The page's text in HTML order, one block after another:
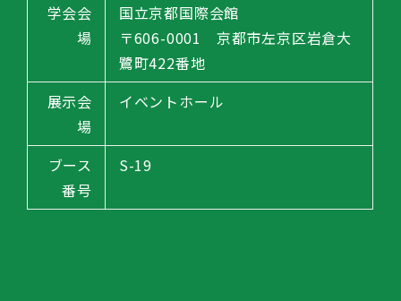
学会会
場
国立京都国際会館
〒606-0001 京都市左京区岩倉大
鷺町422番地
展示会
場
イベントホール
ブース
番号
S-19